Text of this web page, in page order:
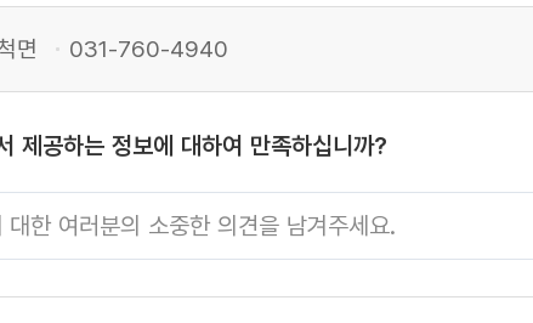
면 031-760-4940
제공하는 정보에 대하여 만족하십니까?